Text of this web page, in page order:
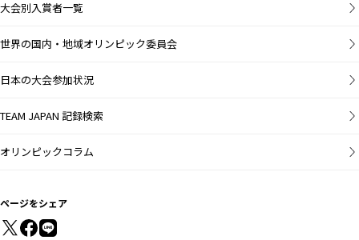
大会別入賞者一覧
世界の国内・地域オリンピック委員会
日本の大会参加状況
TEAM JAPAN 記録検索
オリンピックコラム
ページをシェア